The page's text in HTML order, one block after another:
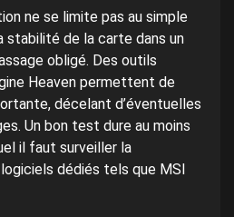
ne se limite pas au simple
stabilité de la carte dans un
obligé. Des outils
Heaven permettent de
décelant d’éventuelles
Un bon test dure au moins
il faut surveiller la
dédiés tels que MSI